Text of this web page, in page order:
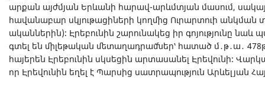
արքան այժմյան Երևանի հարավ-արևմտյան մասում,
հավանաբար սկյութացիների կողմից Ուրարտուի անկման
ականներին)։ Էրեբունին շարունակեց իր գոյությունը
գտել են միլեթական մետաղադրամներ՝ հատած մ․թ․ա․
հայերեն Էրեբունին սկսեցին արտասանել Էրեվունի։
որ Էրեվունին եղել է Պարսից սատրապություն Արևելյան